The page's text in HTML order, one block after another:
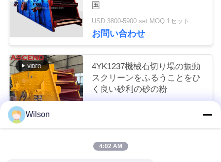
用
要
求
し
な
さ
国
USD 3800-5900 set MOQ:1セット
お問い合わせ
4YK1237機械石切り場の振動
スクリーンをふるうことをひ
く良い砂利の砂の粉
Wilson
4:02 AM